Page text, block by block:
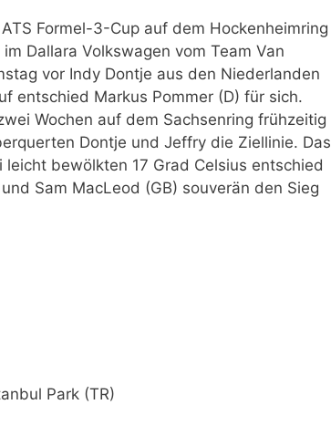
Formel-3-Cup auf dem Hockenheimring
Dallara Volkswagen vom Team Van
vor Indy Dontje aus den Niederlanden
entschied Markus Pommer (D) für sich.
Wochen auf dem Sachsenring frühzeitig
Dontje und Jeffry die Ziellinie. Das
bewölkten 17 Grad Celsius entschied
Sam MacLeod (GB) souverän den Sieg
Park (TR)